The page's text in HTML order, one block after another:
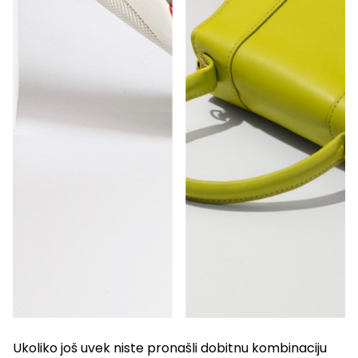
Ukoliko još uvek niste pronašli dobitnu kombinaciju